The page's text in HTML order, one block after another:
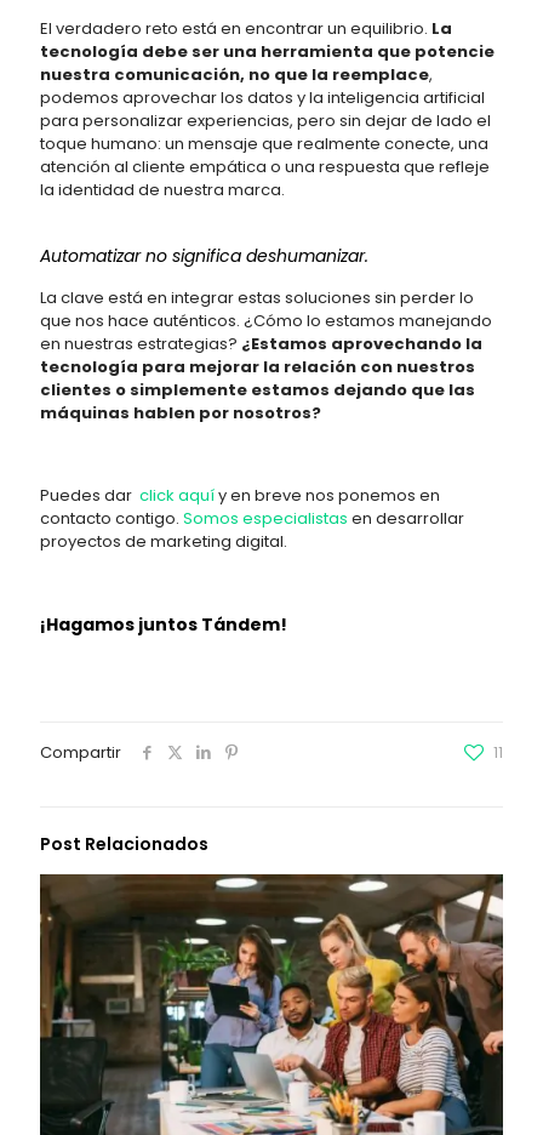
El verdadero reto está en encontrar un equilibrio. La
tecnología debe ser una herramienta que potencie
nuestra comunicación, no que la reemplace,
podemos aprovechar los datos y la inteligencia artificial
para personalizar experiencias, pero sin dejar de lado el
toque humano: un mensaje que realmente conecte, una
atención al cliente empática o una respuesta que refleje
la identidad de nuestra marca.
Automatizar no significa deshumanizar.
La clave está en integrar estas soluciones sin perder lo
que nos hace auténticos. ¿Cómo lo estamos manejando
en nuestras estrategias? ¿Estamos aprovechando la
tecnología para mejorar la relación con nuestros
clientes o simplemente estamos dejando que las
máquinas hablen por nosotros?
Puedes dar click aquíy en breve nos ponemos en
contacto contigo. Somos especialistas en desarrollar
proyectos de marketing digital.
¡Hagamos juntos Tándem!
Compartir 11
Post Relacionados